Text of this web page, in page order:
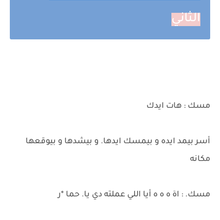
الثاني
مسك : هات ايدك
أسر بيمد ايده و بيمسك ايدها. و بيشدها و بيوقعها
مكانه
مسك. : اهٓ ه ه ه أيا اللي عملته دي يا. حما *ر